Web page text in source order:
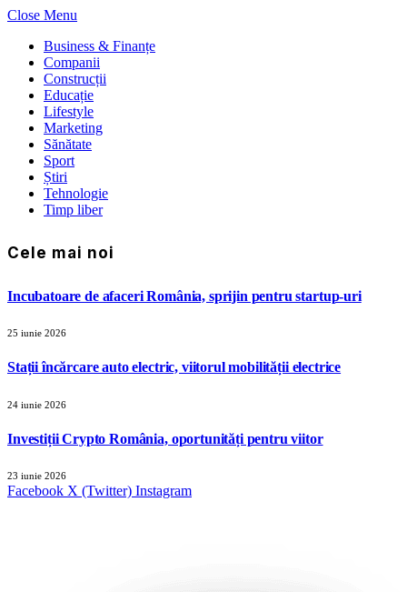
Close Menu
Business & Finanțe
Companii
Construcții
Educație
Lifestyle
Marketing
Sănătate
Sport
Știri
Tehnologie
Timp liber
Cele mai noi
Incubatoare de afaceri România, sprijin pentru startup-uri
25 iunie 2026
Stații încărcare auto electric, viitorul mobilității electrice
24 iunie 2026
Investiții Crypto România, oportunități pentru viitor
23 iunie 2026
Facebook X (Twitter) Instagram